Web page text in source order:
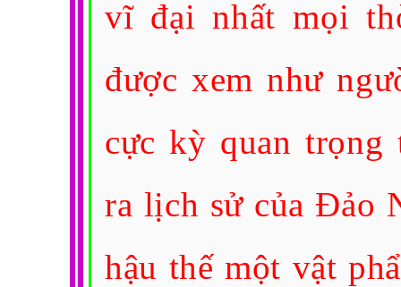
vĩ đại nhất mọi
được xem như
cực kỳ quan trọng
ra lịch sử của Đảo
hậu thế một vật